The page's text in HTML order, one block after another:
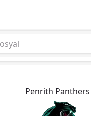
Penrith Panthers